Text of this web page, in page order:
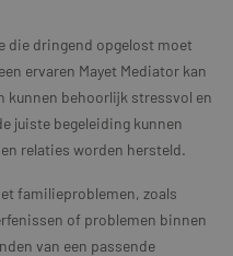
die dringend opgelost moet
ervaren Mayet Mediator kan
kunnen behoorlijk stressvol en
juiste begeleiding kunnen
relaties worden hersteld.
familieproblemen, zoals
of problemen binnen
van een passende